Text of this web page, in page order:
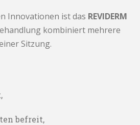
Innovationen ist das REVIDERM
kombiniert mehrere
Sitzung.
befreit,